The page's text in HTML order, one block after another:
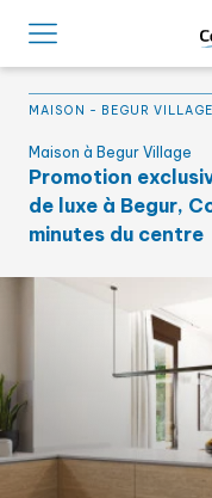
MAISON - BEGUR VILLAGE
Maison à Begur Village
Promotion
de luxe à Begur,
minutes du centre